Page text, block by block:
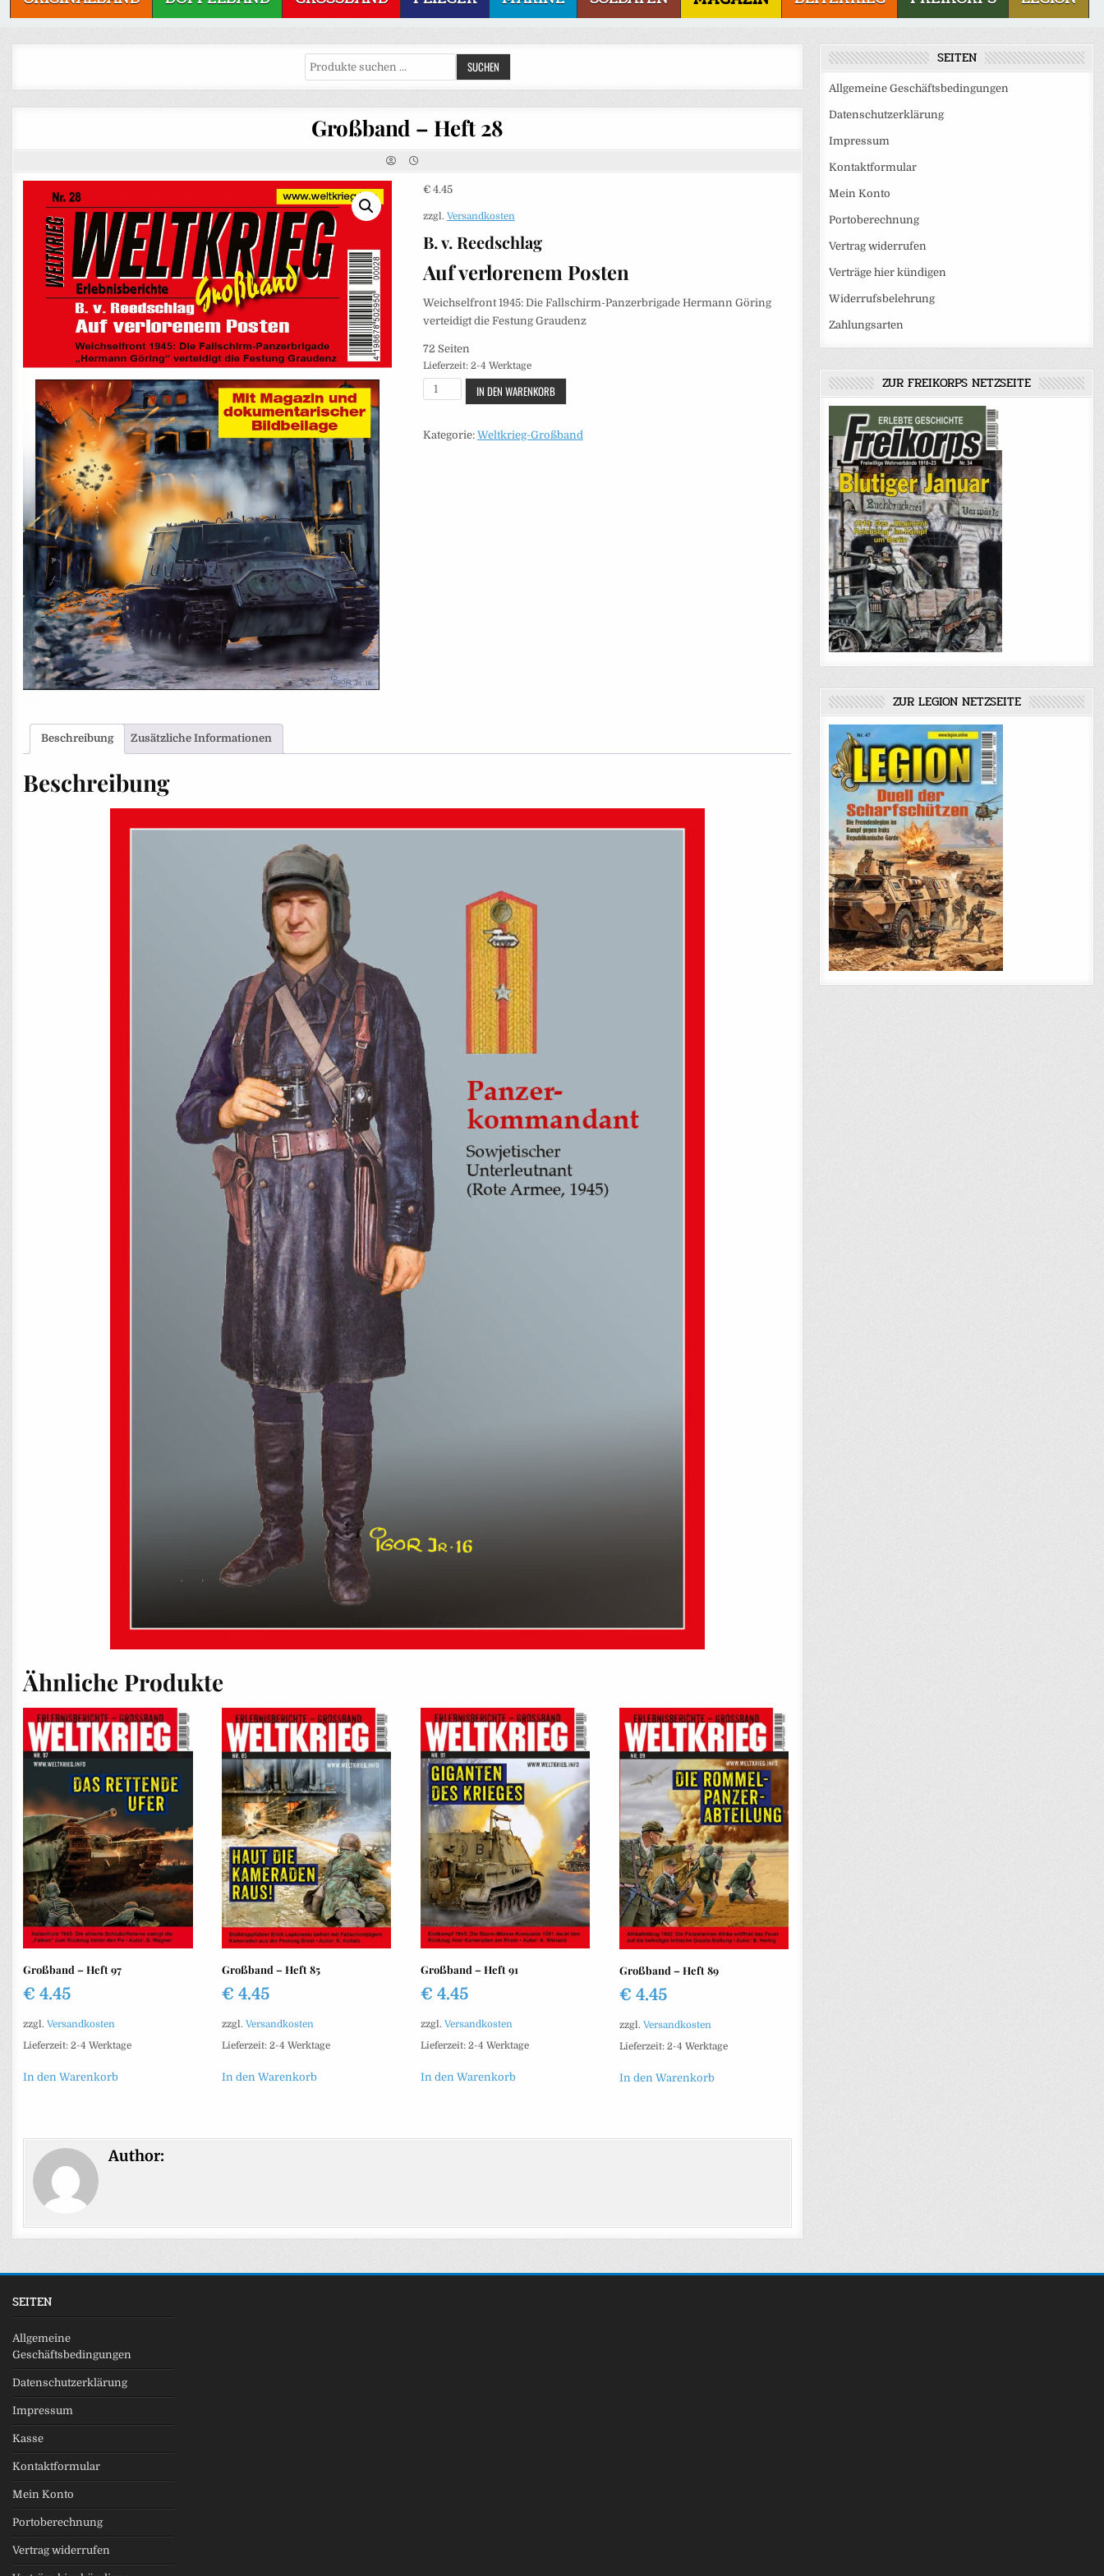
SUCHEN
Großband – Heft 28
€4.45
zzgl. Versandkosten
B. v. Reedschlag
Auf verlorenem Posten
Weichselfront 1945: Die Fallschirm-Panzerbrigade Hermann Göring
verteidigt die Festung Graudenz
72 Seiten
Lieferzeit: 2-4 Werktage
Großband
-
28
IN DEN WARENKORB
Kategorie: Weltkrieg-Großband
Beschreibung Zusätzliche Informationen
Beschreibung
Ähnliche Produkte
Großband – Heft 97
€ 4.45
zzgl.Versandkosten
Lieferzeit:2-4 Werktage
In den Warenkorb
Großband – Heft 85
€ 4.45
zzgl.Versandkosten
Lieferzeit:2-4 Werktage
In den Warenkorb
Großband – Heft 91
€ 4.45
zzgl. Versandkosten
Lieferzeit: 2-4 Werktage
In den Warenkorb
Großband – Heft 89
€ 4.45
zzgl. Versandkosten
Lieferzeit: 2-4 Werktage
In den Warenkorb
Author:
SEITEN
Allgemeine Geschäftsbedingungen
Datenschutzerklärung
Impressum
Kontaktformular
Mein Konto
Portoberechnung
Vertrag widerrufen
Verträge hier kündigen
Widerrufsbelehrung
Zahlungsarten
ZUR FREIKORPS NETZSEITE
ZUR LEGION NETZSEITE
SEITEN
Allgemeine
Geschäftsbedingungen
Datenschutzerklärung
Impressum
Kasse
Kontaktformular
Mein Konto
Portoberechnung
Vertrag widerrufen